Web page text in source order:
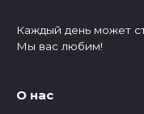
Каждый день может
Мы вас любим!
О нас